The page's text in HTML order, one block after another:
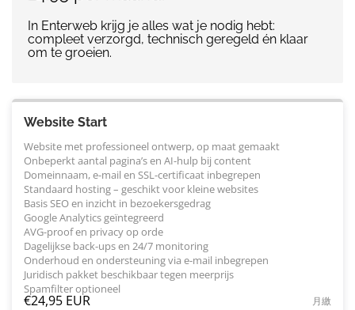
In Enterweb krijg je alles wat je nodig hebt:
compleet verzorgd, technisch geregeld én klaar
om te groeien.
Website Start
Website met professioneel ontwerp, op maat gemaakt
Onbeperkt aantal pagina’s en AI-hulp bij content
Domeinnaam, e-mail en SSL-certificaat inbegrepen
Standaard hosting – geschikt voor kleine websites
Basis SEO en inzicht in bezoekersgedrag
Google Analytics geïntegreerd
AVG-proof en privacy op orde
Dagelijkse back-ups en 24/7 monitoring
Onderhoud en ondersteuning via e-mail inbegrepen
Juridisch pakket beschikbaar tegen meerprijs
Spamfilter optioneel
€24,95 EUR 月繳